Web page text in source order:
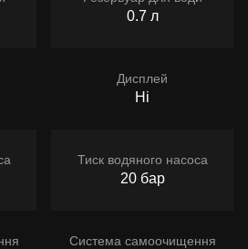
0.7 л
Дисплей
Ні
Тиск водяного насоса
20 бар
Система самоочищення